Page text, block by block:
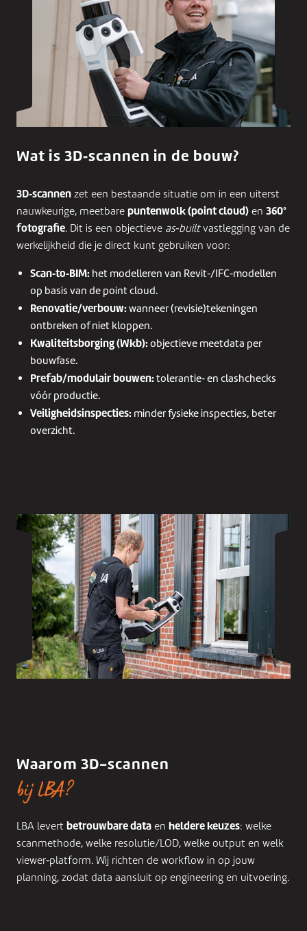
Wat is 3D‑scannen in de bouw?
3D‑scannen zet een bestaande situatie om in een uiterst
nauwkeurige, meetbare puntenwolk (point cloud) en 360°
fotografie. Dit is een objectieve as‑builtvastlegging van de
werkelijkheid die je direct kunt gebruiken voor:
Scan‑to‑BIM: het modelleren van Revit‑/IFC‑modellen
op basis van de point cloud.
Renovatie/verbouw: wanneer (revisie)tekeningen
ontbreken of niet kloppen.
Kwaliteitsborging (Wkb): objectieve meetdata per
bouwfase.
Prefab/modulair bouwen: tolerantie‑ en clashchecks
vóór productie.
Veiligheidsinspecties: minder fysieke inspecties, beter
overzicht.
Waarom 3D-scannen
bij LBA?
LBA levert betrouwbare data en heldere keuzes: welke
scanmethode, welke resolutie/LOD, welke output en welk
viewer‑platform. Wij richten de workflow in op jouw
planning, zodat data aansluit op engineering en uitvoering.